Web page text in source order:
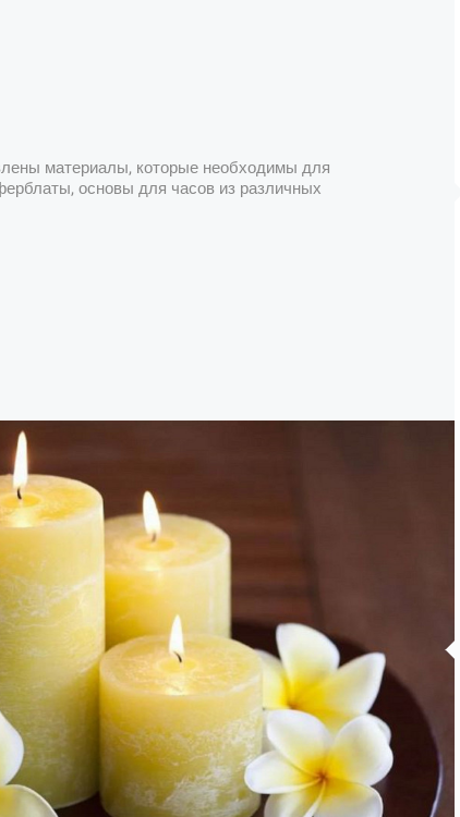
материалы, которые необходимы для
основы для часов из различных